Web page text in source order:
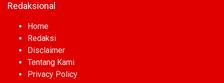
Redaksional
Home
Redaksi
Disclaimer
Tentang Kami
Privacy Policy